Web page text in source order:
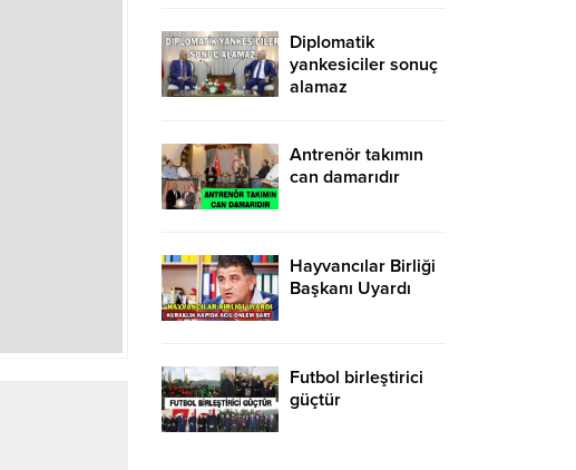
Diplomatik
yankesiciler sonuç
alamaz
Antrenör takımın
can damarıdır
Hayvancılar Birliği
Başkanı Uyardı
Futbol birleştirici
güçtür